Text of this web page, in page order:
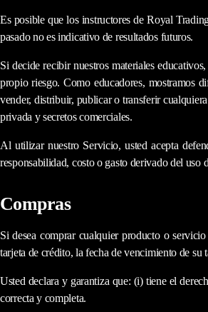
Es posible que los instructores de Royal
pasado no es indicativo de resultados futuros.
Si decide recibir nuestros materiales
propio riesgo. Como educadores, mostramos
vender, distribuir, publicar o transferir
privada y secretos comerciales.
Al utilizar nuestro Servicio, usted acepta
responsabilidad, costo o gasto derivado del
Compras
Si desea comprar cualquier producto o
tarjeta de crédito, la fecha de vencimiento de
Usted declara y garantiza que: (i) tiene el
correcta y completa.